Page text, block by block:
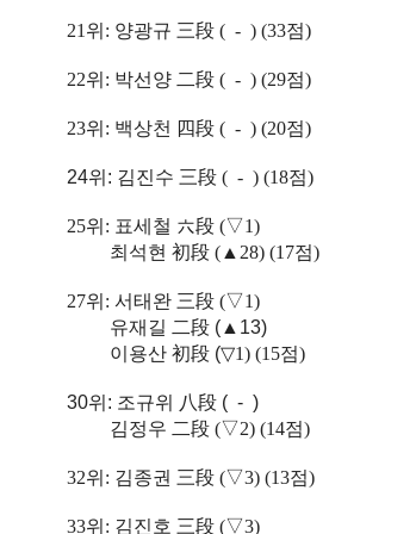
21위: 양광규 三段 ( - ) (33점)
22위: 박선양 二段 ( - ) (29점)
23위: 백상천 四段 ( - ) (20점)
24위: 김진수 三段 ( - ) (18점)
25위: 표세철 六段 (▽1)
최석현 初段 (▲28) (17점)
27위: 서태완 三段 (▽1)
유재길 二段 (▲13)
이용산 初段 (▽1) (15점)
30위: 조규위 八段 ( - )
김정우 二段 (▽2) (14점)
32위: 김종권 三段 (▽3) (13점)
33위: 김진호 三段 (▽3)